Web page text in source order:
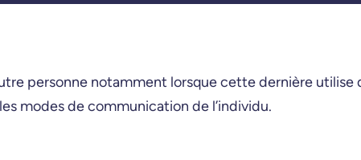
personne notamment lorsque cette dernière utilise
modes de communication de l’individu.